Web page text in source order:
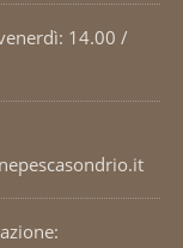
14.00 /